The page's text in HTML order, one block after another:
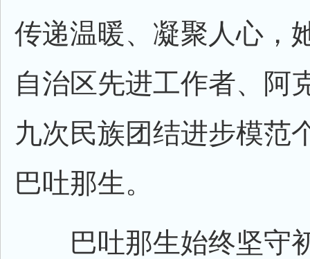
传递温暖、凝聚人心，
自治区先进工作者、阿
九次民族团结进步模范
巴吐那生。
巴吐那生始终坚守